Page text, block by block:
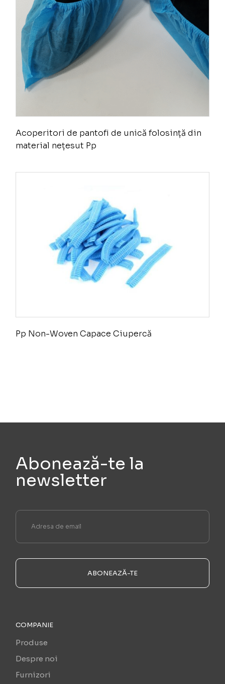
Acoperitori de pantofi de unică folosință din
material nețesut Pp
Pp Non-Woven Capace Ciupercă
Abonează-te la
newsletter
ABONEAZĂ-TE
COMPANIE
Produse
Despre noi
Furnizori